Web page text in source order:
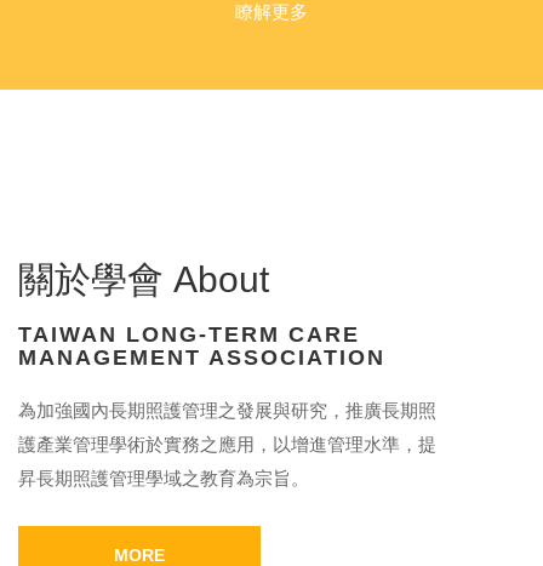
瞭解更多
關於學會 About
TAIWAN LONG-TERM CARE
MANAGEMENT ASSOCIATION
為加強國內長期照護管理之發展與研究，推廣長期照
護產業管理學術於實務之應用，以增進管理水準，提
昇長期照護管理學域之教育為宗旨。
MORE